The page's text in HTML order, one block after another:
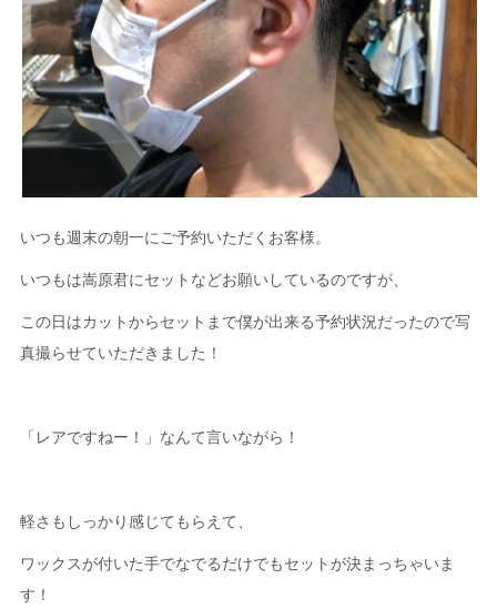
いつも週末の朝一にご予約いただくお客様。
いつもは嵩原君にセットなどお願いしているのですが、
この日はカットからセットまで僕が出来る予約状況だったので写
真撮らせていただきました！
「レアですねー！」なんて言いながら！
軽さもしっかり感じてもらえて、
ワックスが付いた手でなでるだけでもセットが決まっちゃいま
す！